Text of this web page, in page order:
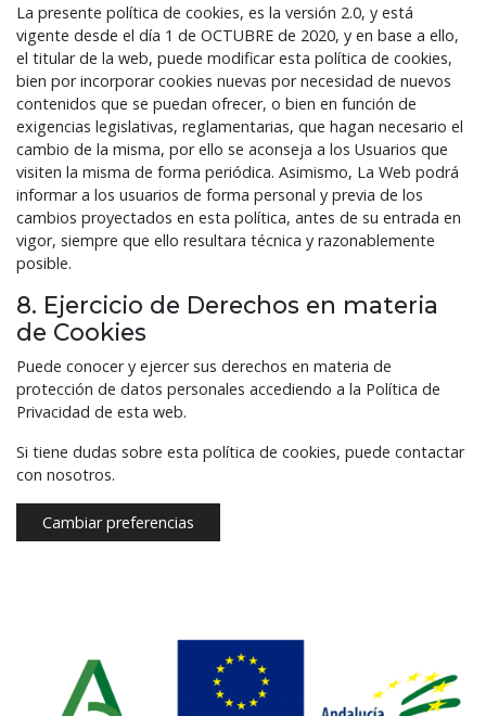
La presente política de cookies, es la versión 2.0, y está
vigente desde el día 1 de OCTUBRE de 2020, y en base a ello,
el titular de la web, puede modificar esta política de cookies,
bien por incorporar cookies nuevas por necesidad de nuevos
contenidos que se puedan ofrecer, o bien en función de
exigencias legislativas, reglamentarias, que hagan necesario el
cambio de la misma, por ello se aconseja a los Usuarios que
visiten la misma de forma periódica. Asimismo, La Web podrá
informar a los usuarios de forma personal y previa de los
cambios proyectados en esta política, antes de su entrada en
vigor, siempre que ello resultara técnica y razonablemente
posible.
8. Ejercicio de Derechos en materia
de Cookies
Puede conocer y ejercer sus derechos en materia de
protección de datos personales accediendo a la Política de
Privacidad de esta web.
Si tiene dudas sobre esta política de cookies, puede contactar
con nosotros.
Cambiar preferencias